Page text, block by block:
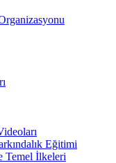
Eğitimi
Temel İlkeleri